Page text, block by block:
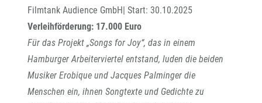
Filmtank Audience GmbH| Start: 30.10.2025
Verleihförderung: 17.000 Euro
Für das Projekt „Songs for Joy“, das in einem
Hamburger Arbeiterviertel entstand, luden die beiden
Musiker Erobique und Jacques Palminger die
Menschen ein, ihnen Songtexte und Gedichte zu